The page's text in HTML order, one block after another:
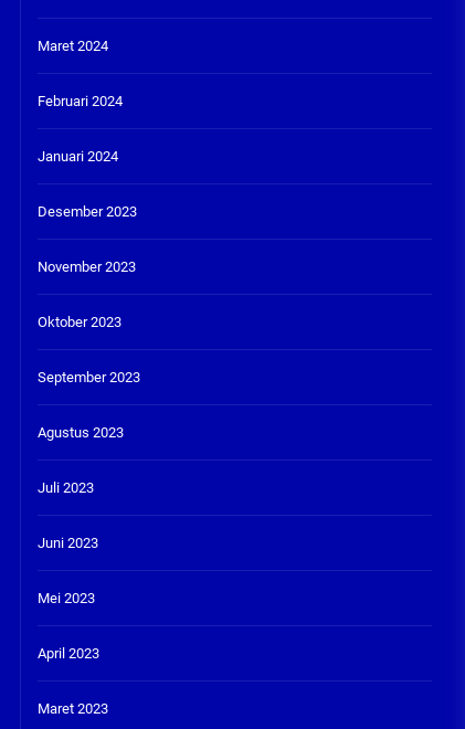
Maret 2024
Februari 2024
Januari 2024
Desember 2023
November 2023
Oktober 2023
September 2023
Agustus 2023
Juli 2023
Juni 2023
Mei 2023
April 2023
Maret 2023